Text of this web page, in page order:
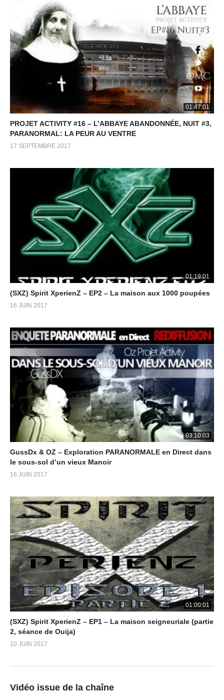
01:47:01
PROJET ACTIVITY #16 – L’ABBAYE ABANDONNÉE, NUIT #3,
PARANORMAL: LA PEUR AU VENTRE
17 SEPTEMBRE 2017
01:19:01
(SXZ) Spirit XperienZ – EP2 – La maison aux 1000 poupées
16 JUIN 2017
03:10:03
GussDx & OZ – Exploration PARANORMALE en Direct dans
le sous-sol d’un vieux Manoir
16 JUIN 2017
01:00:01
(SXZ) Spirit XperienZ – EP1 – La maison seigneuriale (partie
2, séance de Ouija)
10 JUIN 2017
Vidéo issue de la chaîne